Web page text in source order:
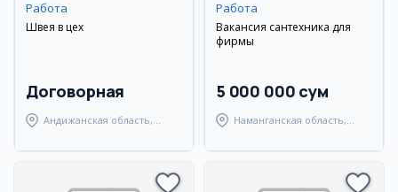
Работа
Швея в цех
Договорная
Андижанская область,
Работа
Вакансия сантехника для
фирмы
5 000 000 сум
Наманганская область,